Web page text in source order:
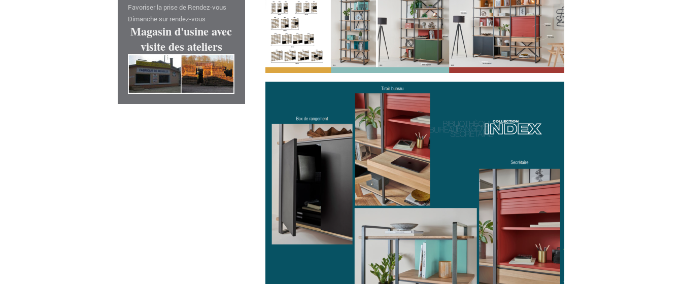
Favoriser la prise de Rendez-vous
Dimanche sur rendez-vous
Magasin d'usine avec
visite des ateliers